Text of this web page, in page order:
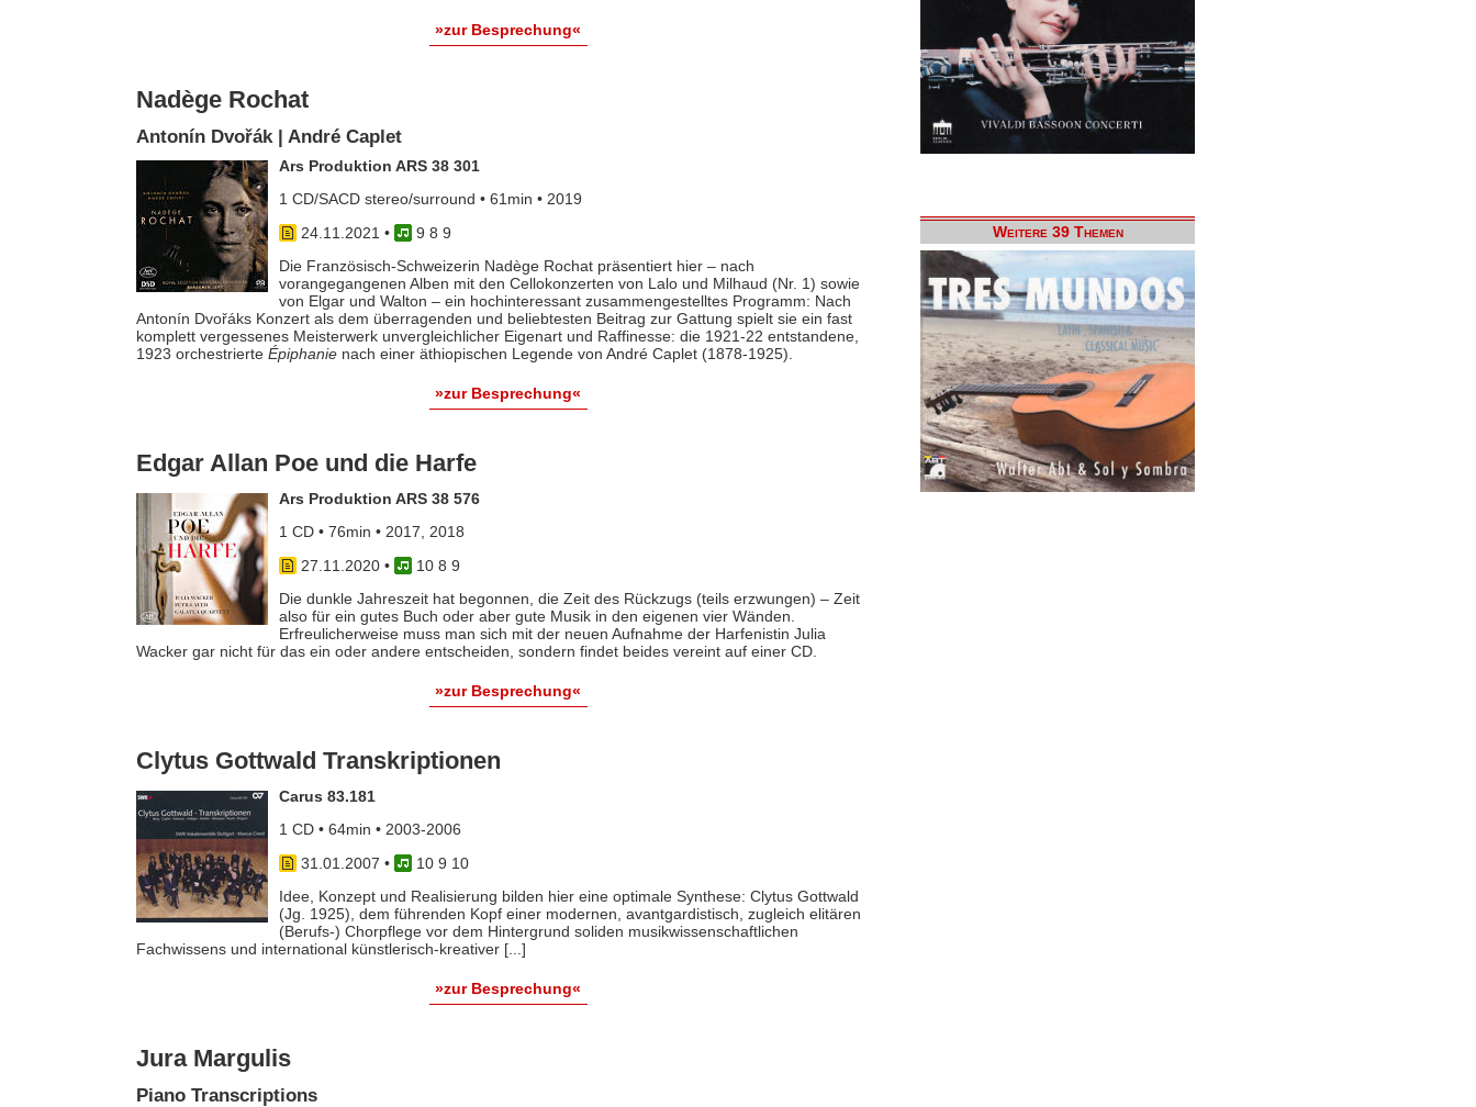
»zur Besprechung«
Nadège Rochat
Antonín Dvořák | André Caplet
Ars Produktion ARS 38 301
1 CD/SACD stereo/surround • 61min • 2019
24.11.2021 •
9 8 9
Die Französisch-Schweizerin Nadège Rochat präsentiert hier – nach
vorangegangenen Alben mit den Cellokonzerten von Lalo und Milhaud (Nr. 1) sowie
von Elgar und Walton – ein hochinteressant zusammengestelltes Programm: Nach
Antonín Dvořáks Konzert als dem überragenden und beliebtesten Beitrag zur Gattung spielt sie ein fast
komplett vergessenes Meisterwerk unvergleichlicher Eigenart und Raffinesse: die 1921-22 entstandene,
1923 orchestrierte Épiphanienach einer äthiopischen Legende von André Caplet (1878-1925).
»zur Besprechung«
Edgar Allan Poe und die Harfe
Ars Produktion ARS 38 576
1 CD • 76min • 2017, 2018
27.11.2020•
10 8 9
Die dunkle Jahreszeit hat begonnen, die Zeit des Rückzugs (teils erzwungen) – Zeit
also für ein gutes Buch oder aber gute Musik in den eigenen vier Wänden.
Erfreulicherweise muss man sich mit der neuen Aufnahme der Harfenistin Julia
Wacker gar nicht für das ein oder andere entscheiden, sondern findet beides vereint auf einer CD.
»zur Besprechung«
Clytus Gottwald Transkriptionen
Carus 83.181
1 CD • 64min • 2003-2006
31.01.2007 •
10 9 10
Idee, Konzept und Realisierung bilden hier eine optimale Synthese: Clytus Gottwald
(Jg. 1925), dem führenden Kopf einer modernen, avantgardistisch, zugleich elitären
(Berufs-) Chorpflege vor dem Hintergrund soliden musikwissenschaftlichen
Fachwissens und international künstlerisch-kreativer [...]
»zur Besprechung«
Jura Margulis
Piano Transcriptions
Weitere 39 Themen